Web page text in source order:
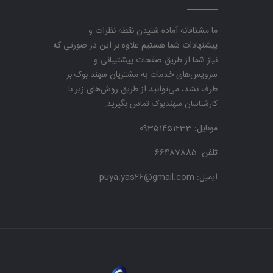
ما مشتاقانه آماده شنیدن نقطه نظرات و
پیشنهادات شما هستیم علاوه بر این در صورتی که
نیاز شما از طریق صفحات پیشتیبانی و
سرویس‌های خدمات به مشتریان سهند بوک بر
طرف نشد، می‌توانید از طریق روش‌های زیر با
کارشناسان سهندبوک تماس بگیرید.
موبایل:
تلفن: 66487885
ایمیل: puya.yas26@gmail.com